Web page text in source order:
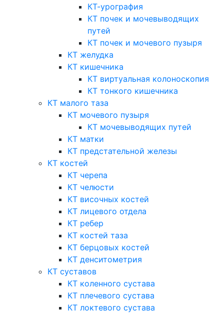
КТ-урография
КТ почек и мочевыводящих
путей
КТ почек и мочевого пузыря
КТ желудка
КТ кишечника
КТ виртуальная колоноскопия
КТ тонкого кишечника
КТ малого таза
КТ мочевого пузыря
КТ мочевыводящих путей
КТ матки
КТ предстательной железы
КТ костей
КТ черепа
КТ челюсти
КТ височных костей
КТ лицевого отдела
КТ ребер
КТ костей таза
КТ берцовых костей
КТ денситометрия
КТ суставов
КТ коленного сустава
КТ плечевого сустава
КТ локтевого сустава